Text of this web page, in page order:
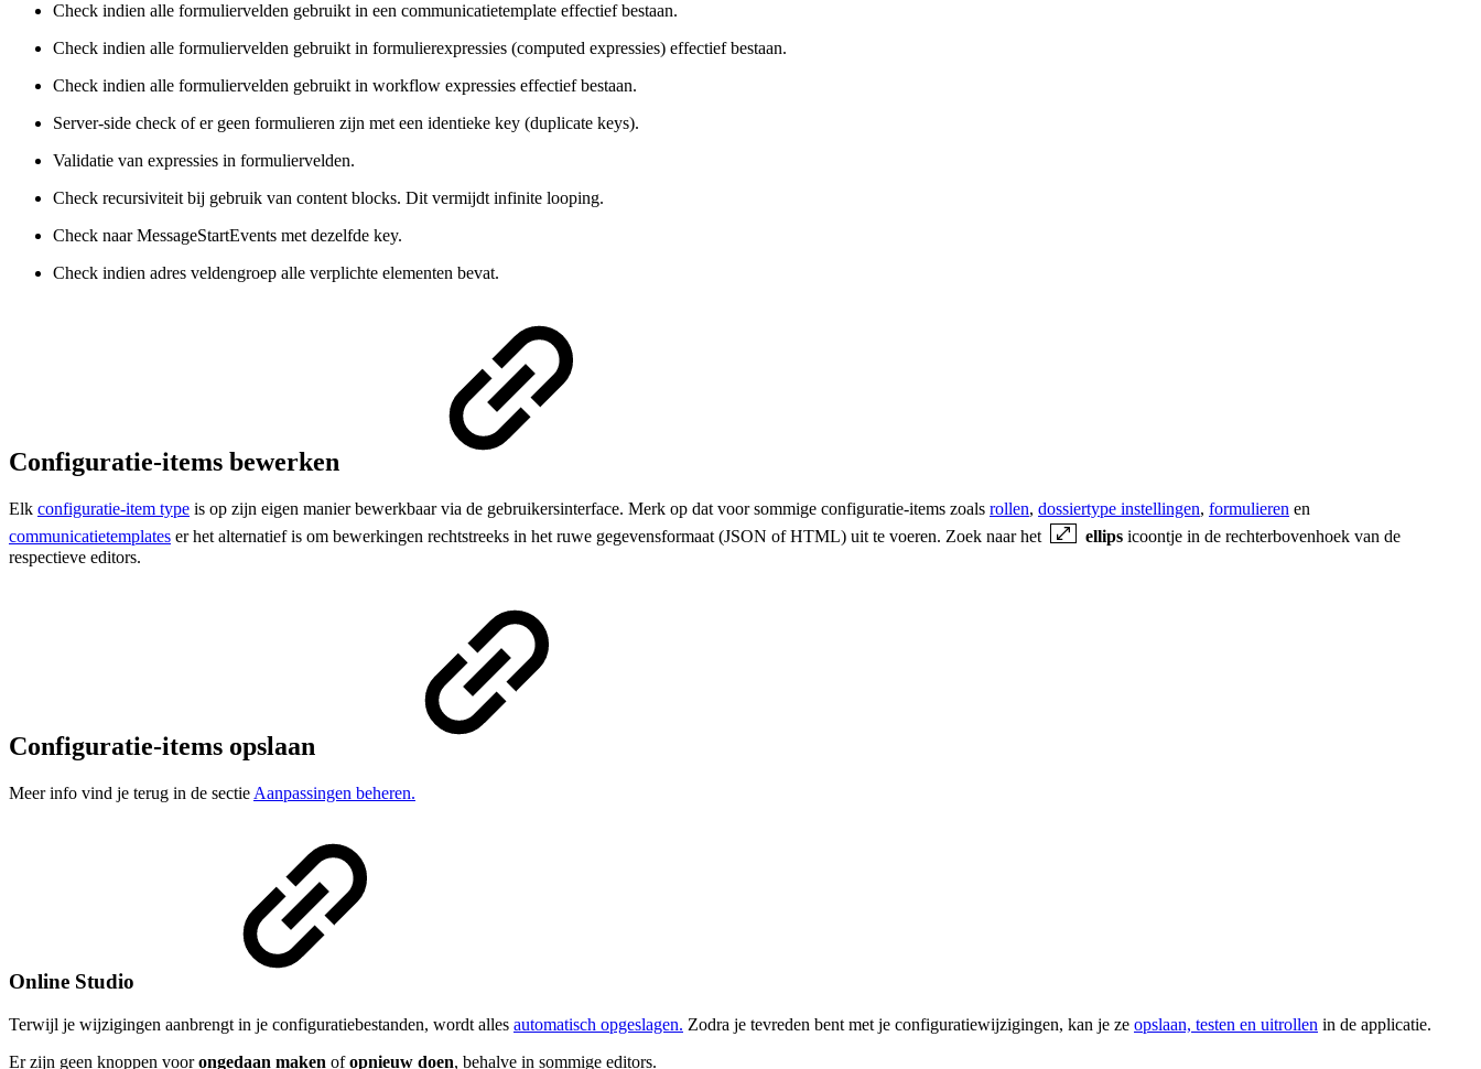
Check indien alle formuliervelden gebruikt in een communicatietemplate effectief bestaan.
Check indien alle formuliervelden gebruikt in formulierexpressies (computed expressies) effectief bestaan.
Check indien alle formuliervelden gebruikt in workflow expressies effectief bestaan.
Server-side check of er geen formulieren zijn met een identieke key (duplicate keys).
Validatie van expressies in formuliervelden.
Check recursiviteit bij gebruik van content blocks. Dit vermijdt infinite looping.
Check naar MessageStartEvents met dezelfde key.
Check indien adres veldengroep alle verplichte elementen bevat.
Configuratie-items bewerken
Elk configuratie-item type is op zijn eigen manier bewerkbaar via de gebruikersinterface. Merk op dat voor sommige configuratie-items zoals rollen, dossiertype instellingen, formulieren en
communicatietemplates er het alternatief is om bewerkingen rechtstreeks in het ruwe gegevensformaat (JSON of HTML) uit te voeren. Zoek naar het ellips icoontje in de rechterbovenhoek van de
respectieve editors.
Configuratie-items opslaan
Meer info vind je terug in de sectie Aanpassingen beheren.
Online Studio
Terwijl je wijzigingen aanbrengt in je configuratiebestanden, wordt alles automatisch opgeslagen. Zodra je tevreden bent met je configuratiewijzigingen, kan je ze opslaan, testen en uitrollen in de applicatie.
Er zijn geen knoppen voorongedaan maken ofopnieuw doen, behalve in sommige editors.